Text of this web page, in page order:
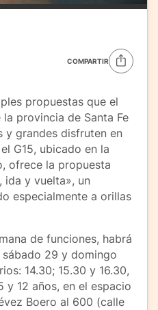
COMPARTIR
propuestas que el
provincia de Santa Fe
y grandes disfruten en
G15, ubicado en la
ofrece la propuesta
ida y vuelta», un
especialmente a orillas
de funciones, habrá
29 y domingo
14.30; 15.30 y 16.30,
y 12 años, en el espacio
Boero al 600 (calle